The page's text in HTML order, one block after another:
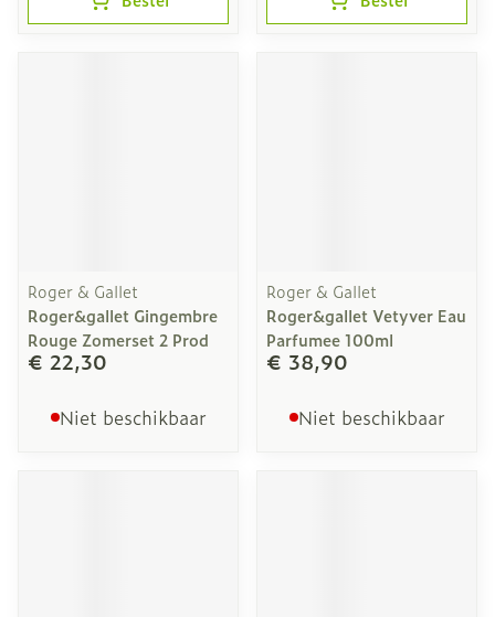
Roger & Gallet
Roger&gallet Gingembre
Rouge Zomerset 2 Prod
€ 22,30
Niet beschikbaar
Roger & Gallet
Roger&gallet Vetyver Eau
Parfumee 100ml
€ 38,90
Niet beschikbaar